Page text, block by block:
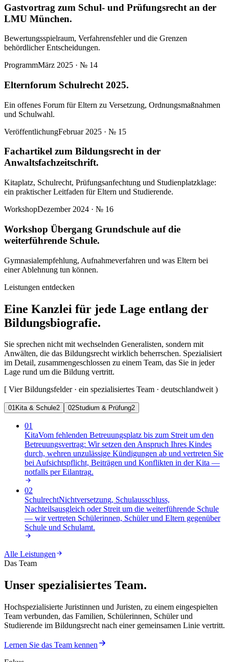
Gastvortrag zum Schul- und Prüfungsrecht an der
LMU München.
Bewertungsspielraum, Verfahrensfehler und die Grenzen
behördlicher Entscheidungen.
ProgrammMärz 2025 · № 14
Elternforum Schulrecht 2025.
Ein offenes Forum für Eltern zu Versetzung, Ordnungsmaßnahmen
und Schulwahl.
VeröffentlichungFebruar 2025 · № 15
Fachartikel zum Bildungsrecht in der
Anwaltsfachzeitschrift.
Kitaplatz, Schulrecht, Prüfungsanfechtung und Studienplatzklage:
ein praktischer Leitfaden für Eltern und Studierende.
WorkshopDezember 2024 · № 16
Workshop Übergang Grundschule auf die
weiterführende Schule.
Gymnasialempfehlung, Aufnahmeverfahren und was Eltern bei
einer Ablehnung tun können.
Leistungen entdecken
Eine Kanzlei für jede Lage entlang der
Bildungsbiografie.
Sie sprechen nicht mit wechselnden Generalisten, sondern mit
Anwälten, die das Bildungsrecht wirklich beherrschen. Spezialisiert
im Detail, zusammengeschlossen zu einem Team, das Sie in jeder
Lage rund um die Bildung vertritt.
[ Vier Bildungsfelder · ein spezialisiertes Team · deutschlandweit)
01Kita & Schule2 02Studium & Prüfung2
01
KitaVom fehlenden Betreuungsplatz bis zum Streit um den
Betreuungsvertrag: Wir setzen den Anspruch Ihres Kindes
durch, wehren unzulässige Kündigungen ab und vertreten Sie
bei Aufsichtspflicht, Beiträgen und Konflikten in der Kita —
notfalls per Eilantrag.
02
SchulrechtNichtversetzung, Schulausschluss,
Nachteilsausgleich oder Streit um die weiterführende Schule
— wir vertreten Schülerinnen, Schüler und Eltern gegenüber
Schule und Schulamt.
Alle Leistungen
Das Team
Unser spezialisiertes Team.
Hochspezialisierte Juristinnen und Juristen, zu einem eingespielten
Team verbunden, das Familien, Schülerinnen, Schüler und
Studierende im Bildungsrecht nach einer gemeinsamen Linie vertritt.
Lernen Sie das Team kennen